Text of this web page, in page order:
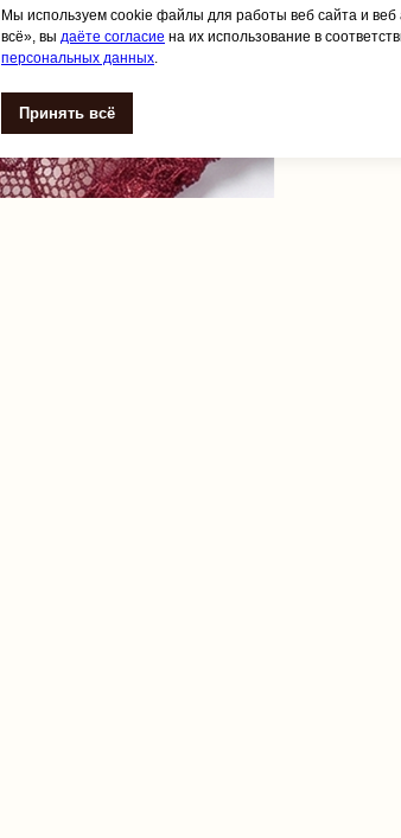
Мы используем cookie файлы для работы веб сайта и
всё», вы даёте согласие на их использование в
персональных данных.
Принять всё